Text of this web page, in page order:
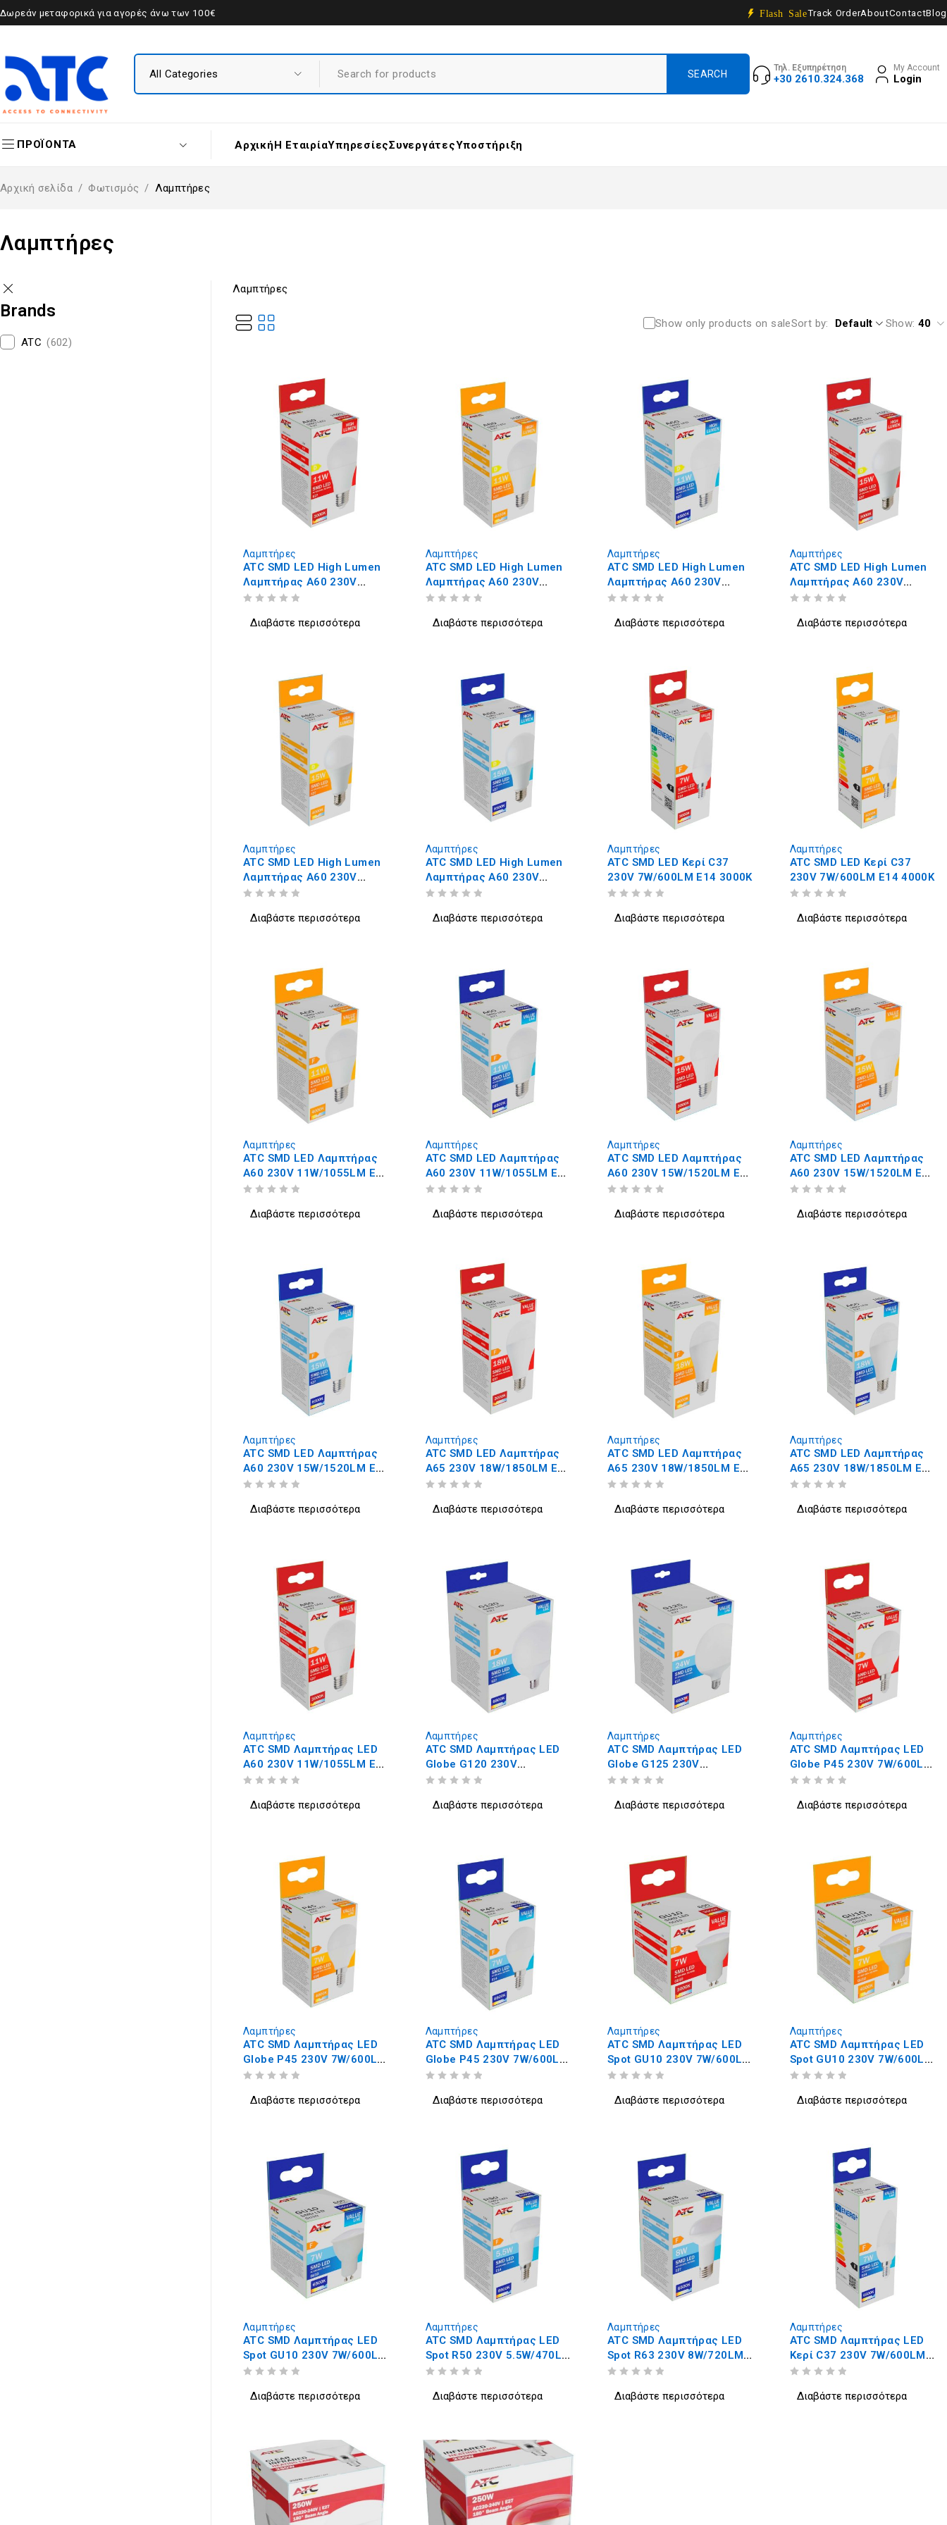
Δωρεάν μεταφορικά για αγορές άνω των 100€ Flash SaleTrack OrderAboutContactBlog
Τηλ. Εξυπηρέτηση
+30 2610.324.368
My Account
Login
ΠΡΟΪΟΝΤΑ ΑρχικήΗ ΕταιρίαΥπηρεσίεςΣυνεργάτεςΥποστήριξη
Λαμπτήρες
Αρχική σελίδα / Φωτισμός / Λαμπτήρες
Brands
ATC (602)
Λαμπτήρες
Show only products on saleSort by Default Show: 40
Λαμπτήρες
ATC SMD LED High Lumen
Λαμπτήρας A60 230V
11W/1520LM E27 3000K
Διαβάστε περισσότερα
Λαμπτήρες
ATC SMD LED High Lumen
Λαμπτήρας A60 230V
11W/1520LM E27 4000K
Διαβάστε περισσότερα
Λαμπτήρες
ATC SMD LED High Lumen
Λαμπτήρας A60 230V
11W/1520LM E27 6500K
Διαβάστε περισσότερα
Λαμπτήρες
ATC SMD LED High Lumen
Λαμπτήρας A60 230V
15W/2100LM E27 3000K
Διαβάστε περισσότερα
Λαμπτήρες
ATC SMD LED High Lumen
Λαμπτήρας A60 230V
15W/2100LM E27 4000K
Διαβάστε περισσότερα
Λαμπτήρες
ATC SMD LED High Lumen
Λαμπτήρας A60 230V
15W/2100LM E27 6500K
Διαβάστε περισσότερα
Λαμπτήρες
ATC SMD LED Κερί C37
230V 7W/600LM E14 3000K
Διαβάστε περισσότερα
Λαμπτήρες
ATC SMD LED Κερί C37
230V 7W/600LM E14 4000K
Διαβάστε περισσότερα
Λαμπτήρες
ATC SMD LED Λαμπτήρας
A60 230V 11W/1055LM E27
4000K
Διαβάστε περισσότερα
Λαμπτήρες
ATC SMD LED Λαμπτήρας
A60 230V 11W/1055LM E27
6500K
Διαβάστε περισσότερα
Λαμπτήρες
ATC SMD LED Λαμπτήρας
A60 230V 15W/1520LM E27
3000K
Διαβάστε περισσότερα
Λαμπτήρες
ATC SMD LED Λαμπτήρας
A60 230V 15W/1520LM E27
4000K
Διαβάστε περισσότερα
Λαμπτήρες
ATC SMD LED Λαμπτήρας
A60 230V 15W/1520LM E27
6500K
Διαβάστε περισσότερα
Λαμπτήρες
ATC SMD LED Λαμπτήρας
A65 230V 18W/1850LM E27
3000K
Διαβάστε περισσότερα
Λαμπτήρες
ATC SMD LED Λαμπτήρας
A65 230V 18W/1850LM E27
4000K
Διαβάστε περισσότερα
Λαμπτήρες
ATC SMD LED Λαμπτήρας
A65 230V 18W/1850LM E27
6500K
Διαβάστε περισσότερα
Λαμπτήρες
ATC SMD Λαμπτήρας LED
A60 230V 11W/1055LM E27
3000K
Διαβάστε περισσότερα
Λαμπτήρες
ATC SMD Λαμπτήρας LED
Globe G120 230V
18W/1850LM E27 6500K
Διαβάστε περισσότερα
Λαμπτήρες
ATC SMD Λαμπτήρας LED
Globe G125 230V
24W/2500LM E27 6500K
Διαβάστε περισσότερα
Λαμπτήρες
ATC SMD Λαμπτήρας LED
Globe P45 230V 7W/600LM
E14 3000K
Διαβάστε περισσότερα
Λαμπτήρες
ATC SMD Λαμπτήρας LED
Globe P45 230V 7W/600LM
E14 4000K
Διαβάστε περισσότερα
Λαμπτήρες
ATC SMD Λαμπτήρας LED
Globe P45 230V 7W/600LM
E14 6500K
Διαβάστε περισσότερα
Λαμπτήρες
ATC SMD Λαμπτήρας LED
Spot GU10 230V 7W/600LM
110° 3000K
Διαβάστε περισσότερα
Λαμπτήρες
ATC SMD Λαμπτήρας LED
Spot GU10 230V 7W/600LM
110° 4000K
Διαβάστε περισσότερα
Λαμπτήρες
ATC SMD Λαμπτήρας LED
Spot GU10 230V 7W/600LM
110° 6500K
Διαβάστε περισσότερα
Λαμπτήρες
ATC SMD Λαμπτήρας LED
Spot R50 230V 5.5W/470LM
E14 6500K
Διαβάστε περισσότερα
Λαμπτήρες
ATC SMD Λαμπτήρας LED
Spot R63 230V 8W/720LM
E27 6500K
Διαβάστε περισσότερα
Λαμπτήρες
ATC SMD Λαμπτήρας LED
Κερί C37 230V 7W/600LM
E14 6500K
Διαβάστε περισσότερα